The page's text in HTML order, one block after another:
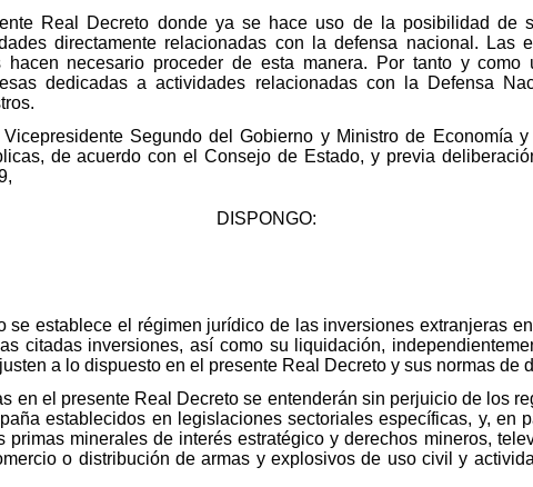
Real Decreto donde ya se hace uso de la posibilidad de
directamente relacionadas con la defensa nacional. Las
hacen necesario proceder de esta manera. Por tanto y como
dedicadas a actividades relacionadas con la Defensa
Segundo del Gobierno y Ministro de Economía
de acuerdo con el Consejo de Estado, y previa
DISPONGO:
se establece el régimen jurídico de las inversiones extranjeras
citadas inversiones, así como su liquidación,
a lo dispuesto en el presente Real Decreto y sus normas de
en el presente Real Decreto se entenderán sin perjuicio de los
establecidos en legislaciones sectoriales específicas, y, en
primas minerales de interés estratégico y derechos mineros,
o distribución de armas y explosivos de uso civil y